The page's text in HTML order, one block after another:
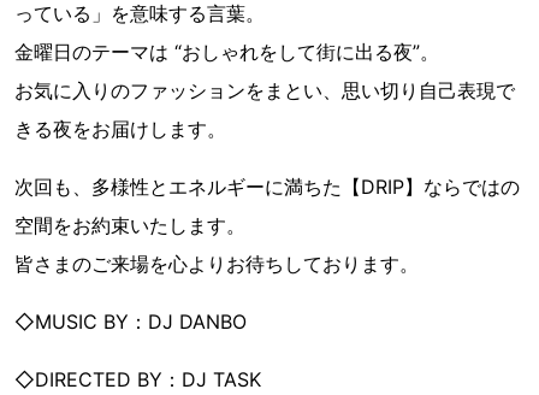
っている」を意味する言葉。
金曜日のテーマは “おしゃれをして街に出る夜”。
お気に入りのファッションをまとい、思い切り自己表現で
きる夜をお届けします。
次回も、多様性とエネルギーに満ちた【DRIP】ならではの
空間をお約束いたします。
皆さまのご来場を心よりお待ちしております。
◇MUSIC BY：DJ DANBO
◇DIRECTED BY：DJ TASK